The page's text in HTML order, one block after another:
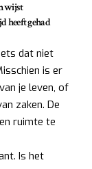
wijst
heeft gehad
dat niet
is er
je leven, of
zaken. De
ruimte te
Is het